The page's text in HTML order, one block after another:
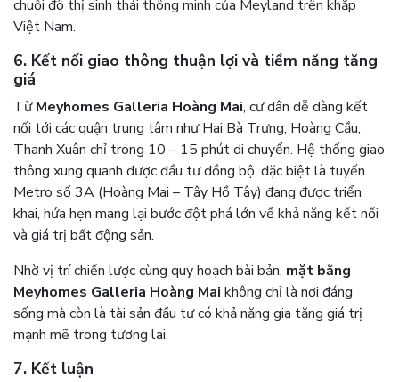
chuỗi đô thị sinh thái thông minh của Meyland trên khắp
Việt Nam.
6. Kết nối giao thông thuận lợi và tiềm năng tăng
giá
TừMeyhomes Galleria Hoàng Mai, cư dân dễ dàng kết
nối tới các quận trung tâm như Hai Bà Trưng, Hoàng Cầu,
Thanh Xuân chỉ trong 10 – 15 phút di chuyển. Hệ thống giao
thông xung quanh được đầu tư đồng bộ, đặc biệt là tuyến
Metro số 3A (Hoàng Mai – Tây Hồ Tây) đang được triển
khai, hứa hẹn mang lại bước đột phá lớn về khả năng kết nối
và giá trị bất động sản.
Nhờ vị trí chiến lược cùng quy hoạch bài bản, mặt bằng
Meyhomes Galleria Hoàng Mai không chỉ là nơi đáng
sống mà còn là tài sản đầu tư có khả năng gia tăng giá trị
mạnh mẽ trong tương lai.
7. Kết luận